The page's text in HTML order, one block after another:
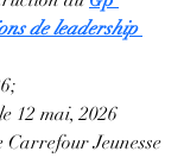
de leadership
12 mai, 2026
Carrefour Jeunesse